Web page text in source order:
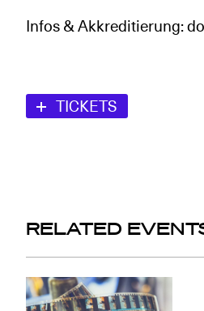
Infos & Akkreditierung:
TICKETS
RELATED